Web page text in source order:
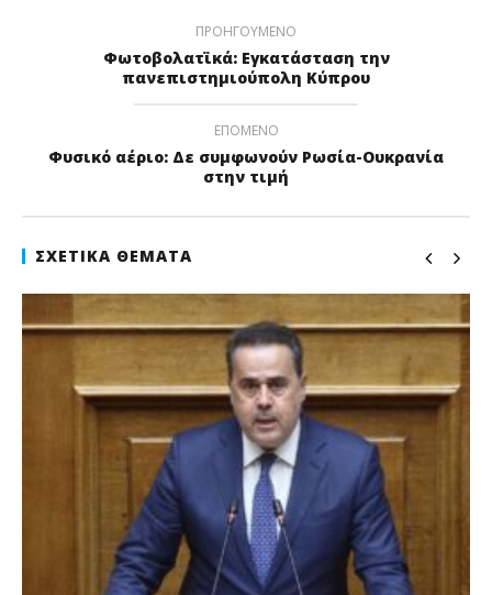
ΠΡΟΗΓΟΎΜΕΝΟ
Φωτοβολατϊκά: Εγκατάσταση την
πανεπιστημιούπολη Κύπρου
ΕΠΌΜΕΝΟ
Φυσικό αέριο: Δε συμφωνούν Ρωσία-Ουκρανία
στην τιμή
ΣΧΕΤΙΚΆ ΘΈΜΑΤΑ